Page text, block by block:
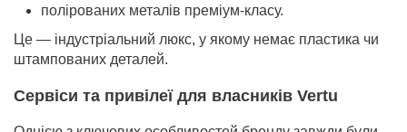
полірованих металів преміум-класу.
Це — індустріальний люкс, у якому немає пластика чи
штампованих деталей.
Сервіси та привілеї для власників Vertu